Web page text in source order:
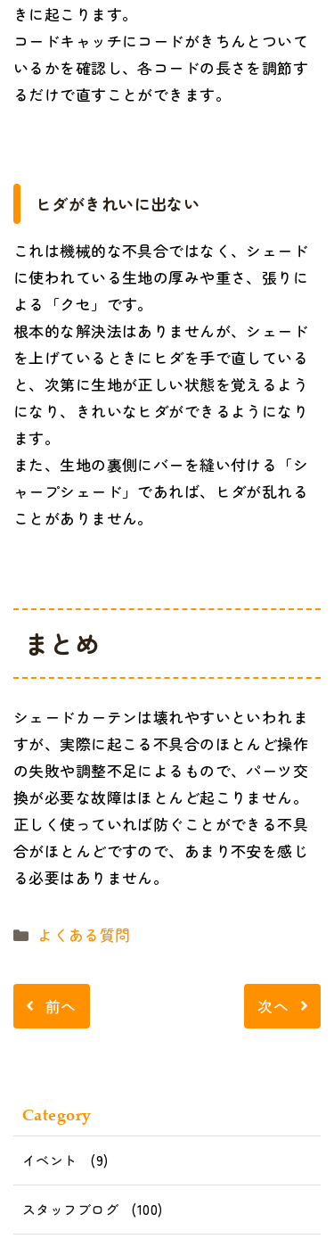
きに起こります。
コードキャッチにコードがきちんとついて
いるかを確認し、各コードの長さを調節す
るだけで直すことができます。
ヒダがきれいに出ない
これは機械的な不具合ではなく、シェード
に使われている生地の厚みや重さ、張りに
よる「クセ」です。
根本的な解決法はありませんが、シェード
を上げているときにヒダを手で直している
と、次第に生地が正しい状態を覚えるよう
になり、きれいなヒダができるようになり
ます。
また、生地の裏側にバーを縫い付ける「シ
ャープシェード」であれば、ヒダが乱れる
ことがありません。
まとめ
シェードカーテンは壊れやすいといわれま
すが、実際に起こる不具合のほとんど操作
の失敗や調整不足によるもので、パーツ交
換が必要な故障はほとんど起こりません。
正しく使っていれば防ぐことができる不具
合がほとんどですので、あまり不安を感じ
る必要はありません。
カ
リ
ー
よくある質問
前へ 次へ
Category
イベント (9)
スタッフブログ (100)